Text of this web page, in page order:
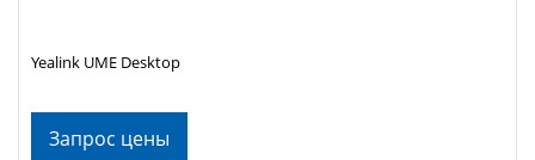
Запрос цены
Yealink UME Desktop